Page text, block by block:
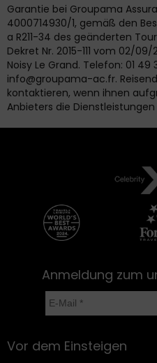
Anmeldung zum
Vor dem Einsteigen